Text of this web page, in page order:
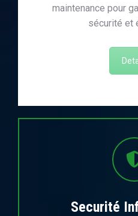
maintenance pour
sécurité et
Securité